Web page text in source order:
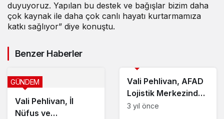
duyuyoruz. Yapılan bu destek ve bağışlar bizim daha
çok kaynak ile daha çok canlı hayatı kurtarmamıza
katkı sağlıyor” diye konuştu.
Benzer Haberler
Vali Pehlivan, İl
Nüfus ve
GÜNDEM
Vali Pehlivan, AFAD
Lojistik Merkezinde
incelemelerde
3 yıl önce